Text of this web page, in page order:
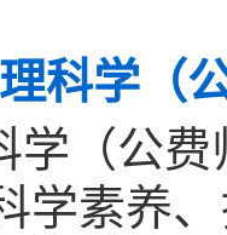
科学（
学（公
学素养